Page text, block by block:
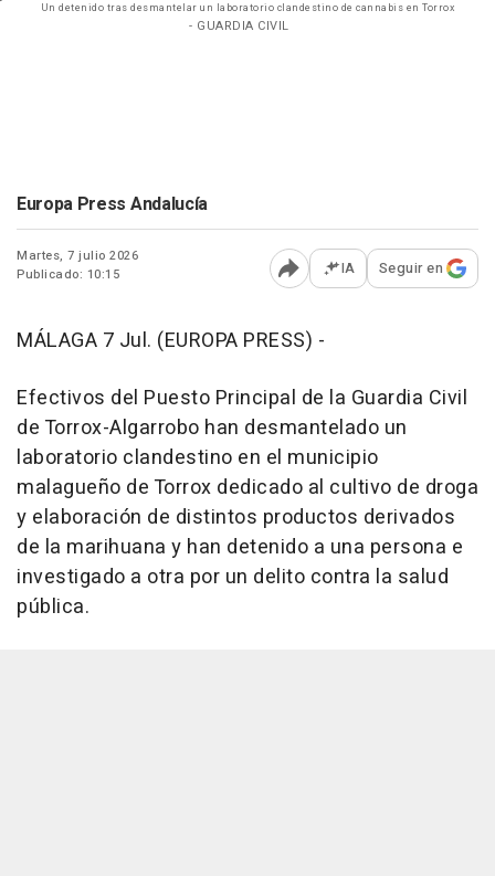
Un detenido tras desmantelar un laboratorio clandestino de cannabis en Torrox
- GUARDIA CIVIL
Europa Press Andalucía
Martes, 7 julio 2026
Publicado: 10:15
Abrir opciones para
IA Seguir en
MÁLAGA 7 Jul. (EUROPA PRESS) -
Efectivos del Puesto Principal de la Guardia Civil
de Torrox-Algarrobo han desmantelado un
laboratorio clandestino en el municipio
malagueño de Torrox dedicado al cultivo de droga
y elaboración de distintos productos derivados
de la marihuana y han detenido a una persona e
investigado a otra por un delito contra la salud
pública.